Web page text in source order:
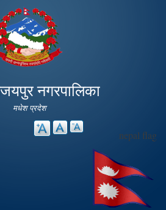
नगरपालिका
मधेश प्रदेश
nepal flag